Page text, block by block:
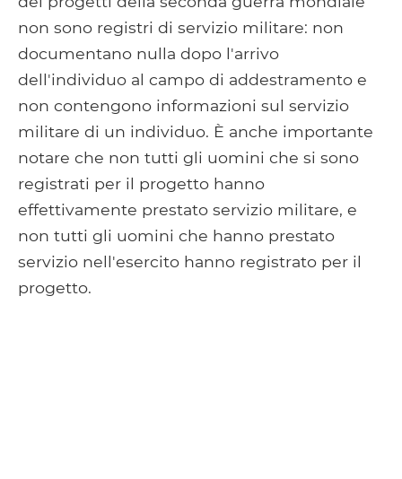
non sono registri di servizio militare: non
documentano nulla dopo l'arrivo
dell'individuo al campo di addestramento e
non contengono informazioni sul servizio
militare di un individuo. È anche importante
notare che non tutti gli uomini che si sono
registrati per il progetto hanno
effettivamente prestato servizio militare, e
non tutti gli uomini che hanno prestato
servizio nell'esercito hanno registrato per il
progetto.